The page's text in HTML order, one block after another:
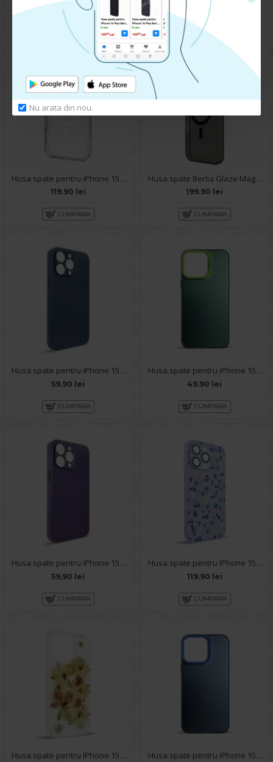
Nu arata din nou.
CUMPARA CUMPARA
Husa spate pentru iPhone 15 Pro Max Space Magsafe
119.90 lei
CUMPARA
Husa spate Berlia Glaze Magsafe pentru iPhone 15 Pro Max - Transparent/Negru
199.90 lei
CUMPARA
Husa spate pentru iPhone 15 Pro Max- Lys case Albastru
59.90 lei
CUMPARA
Husa spate pentru iPhone 15 Pro Max- Glace case Verde
49.90 lei
CUMPARA
Husa spate pentru iPhone 15 Pro Max- Lys case Mov inchis
59.90 lei
CUMPARA
Husa spate pentru IPhone 15 Pro Max- Happy case
119.90 lei
CUMPARA
Husa spate pentru IPhone 15 Pro Max- Natural case Husa spate pentru iPhone 15 Pro Max- Glace case Albastru